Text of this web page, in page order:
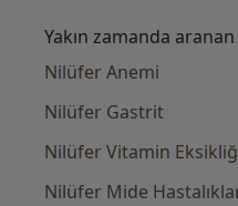
Yakın zamanda
Nilüfer Anemi
Nilüfer Gastrit
Nilüfer Vitamin
Nilüfer Mide